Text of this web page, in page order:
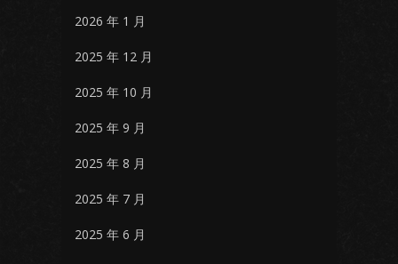
2026 年 1 月
2025 年 12 月
2025 年 10 月
2025 年 9 月
2025 年 8 月
2025 年 7 月
2025 年 6 月